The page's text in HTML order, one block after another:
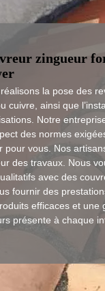
zingueur
la pose des
cuivre, ainsi que
Notre
des normes
pour vous. Nos
des travaux. Nous
avec des
fournir des
efficaces et une
présente à chaque